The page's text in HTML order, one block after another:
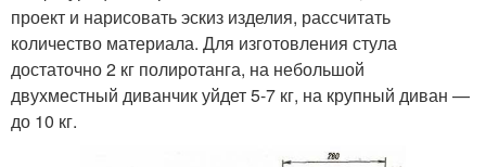
проект и нарисовать эскиз изделия, рассчитать
количество материала. Для изготовления стула
достаточно 2 кг полиротанга, на небольшой
двухместный диванчик уйдет 5-7 кг, на крупный диван —
до 10 кг.